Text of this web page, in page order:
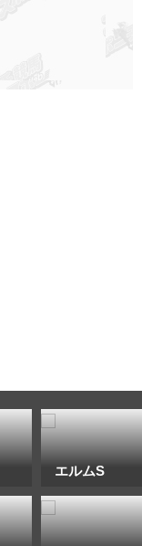
エルムS